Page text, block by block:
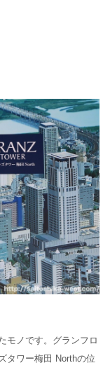
モノです。グランフロ
タワー梅田 Northの位